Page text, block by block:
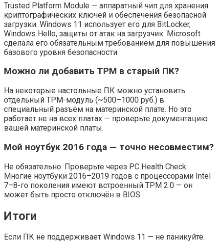
Trusted Platform Module — аппаратный чип для хранения
криптографических ключей и обеспечения безопасной
загрузки. Windows 11 использует его для BitLocker,
Windows Hello, защиты от атак на загрузчик. Microsoft
сделала его обязательным требованием для повышения
базового уровня безопасности.
Можно ли добавить TPM в старый ПК?
На некоторые настольные ПК можно установить
отдельный TPM-модуль (~500–1000 руб.) в
специальный разъём на материнской плате. Но это
работает не на всех платах — проверьте документацию
вашей материнской платы.
Мой ноутбук 2016 года — точно несовместим?
Не обязательно. Проверьте через PC Health Check.
Многие ноутбуки 2016–2019 годов с процессорами Intel
7–8-го поколения имеют встроенный TPM 2.0 — он
может быть просто отключён в BIOS.
Итоги
Если ПК не поддерживает Windows 11 — не паникуйте.